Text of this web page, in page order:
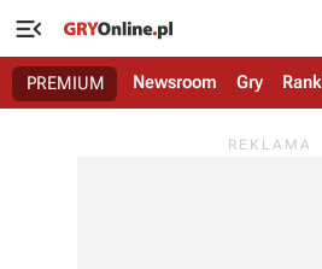

PREMIUM Newsroom Gry